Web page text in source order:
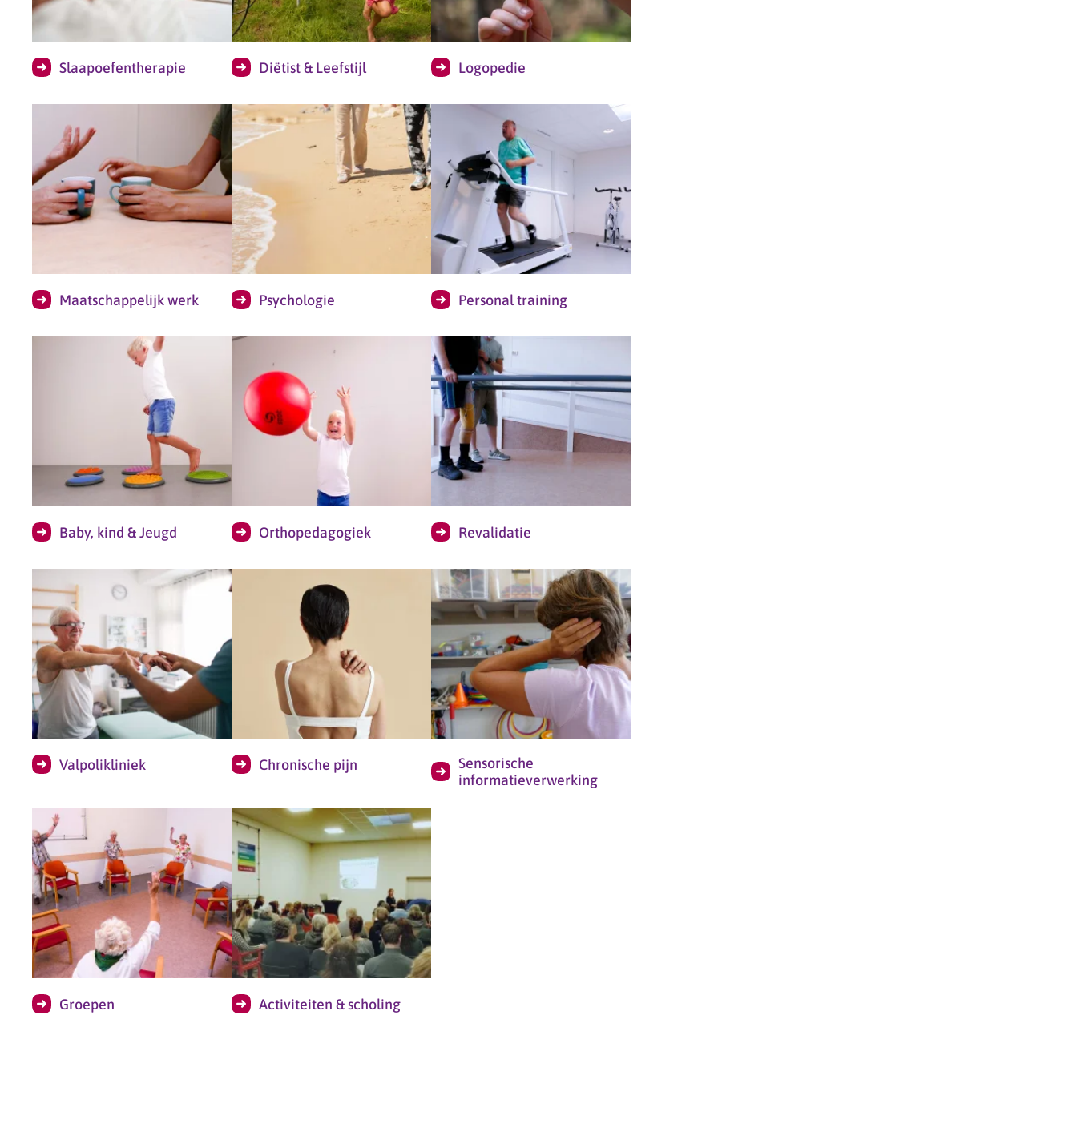
Slaapoefentherapie Diëtist & Leefstijl Logopedie
Maatschappelijk werk Psychologie Personal training
Baby, kind & Jeugd Orthopedagogiek Revalidatie
Valpolikliniek Chronische pijn
Sensorische
informatieverwerking
Groepen Activiteiten & scholing